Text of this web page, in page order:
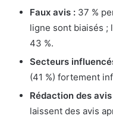
Faux avis : 37 %
ligne sont biaisés ;
43 %.
Secteurs
(41 %) fortement
Rédaction des
laissent des avis